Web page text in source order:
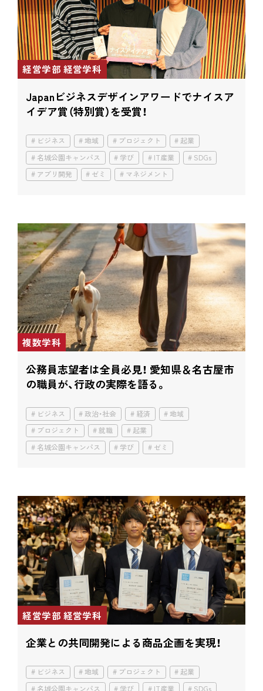
経営学部 経営学科
Japanビジネスデザインアワードでナイスア
イデア賞（特別賞）を受賞！
ビジネス 地域 プロジェクト
起業
名城公園キャンパス
学び IT産業
SDGs
アプリ開発
ゼミ マネジメント
複数学科
公務員志望者は全員必見！ 愛知県＆名古屋市
の職員が、行政の実際を語る。
ビジネス 政治・社会 経済
地域
プロジェクト
就職
起業
名城公園キャンパス
学び ゼミ
経営学部 経営学科
企業との共同開発による商品企画を実現！
ビジネス 地域 プロジェクト
起業
名城公園キャンパス
学び IT産業
SDGs